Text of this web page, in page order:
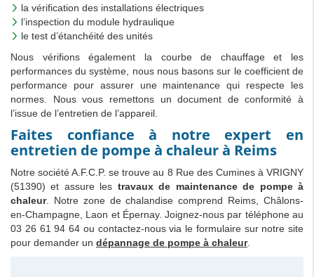
la vérification des installations électriques
l’inspection du module hydraulique
le test d’étanchéité des unités
Nous vérifions également la courbe de chauffage et les
performances du système, nous nous basons sur le coefficient de
performance pour assurer une maintenance qui respecte les
normes. Nous vous remettons un document de conformité à
l’issue de l’entretien de l’appareil.
Faites confiance à notre expert en
entretien de pompe à chaleur à Reims
Notre société A.F.C.P. se trouve au 8 Rue des Cumines à VRIGNY
(51390) et assure les travaux de maintenance de pompe à
chaleur. Notre zone de chalandise comprend Reims, Châlons-
en-Champagne, Laon et Épernay. Joignez-nous par téléphone au
03 26 61 94 64 ou contactez-nous via le formulaire sur notre site
pour demander un dépannage de pompe à chaleur.